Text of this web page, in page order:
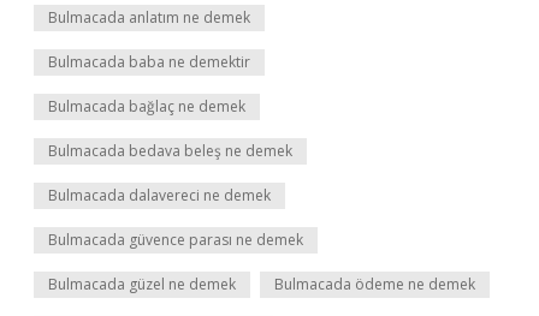
Bulmacada anlatım ne demek
Bulmacada baba ne demektir
Bulmacada bağlaç ne demek
Bulmacada bedava beleş ne demek
Bulmacada dalavereci ne demek
Bulmacada güvence parası ne demek
Bulmacada güzel ne demek Bulmacada ödeme ne demek